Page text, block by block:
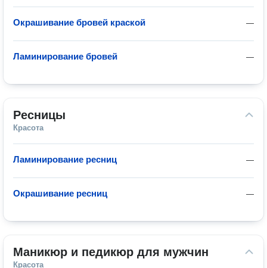
—
Окрашивание бровей краской
—
Ламинирование бровей
Ресницы
Красота
—
Ламинирование ресниц
—
Окрашивание ресниц
Маникюр и педикюр для мужчин
Красота